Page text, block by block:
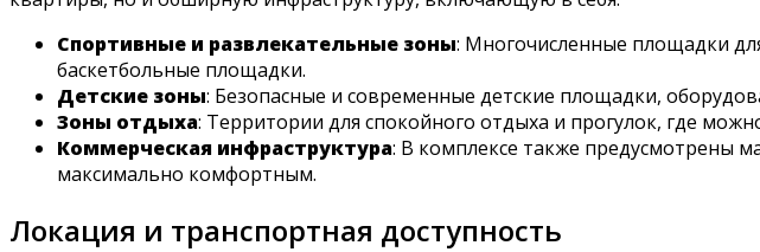
Спортивные и развлекательные зоны: Многочисленные площадки
баскетбольные площадки.
Детские зоны: Безопасные и современные детские площадки,
Зоны отдыха: Территории для спокойного отдыха и прогулок, где
Коммерческая инфраструктура: В комплексе также предусмотрены
максимально комфортным.
Локация и транспортная доступность